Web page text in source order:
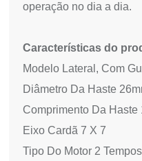
operação no dia a dia.
Características do
Modelo Lateral, Com
Diâmetro Da Haste
Comprimento Da Haste
Eixo Cardã 7 X 7
Tipo Do Motor 2